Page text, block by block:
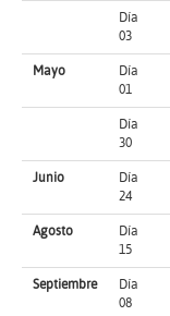
Día
03
Mayo
Día
01
Día
30
Junio
Día
24
Agosto
Día
15
Septiembre
Día
08